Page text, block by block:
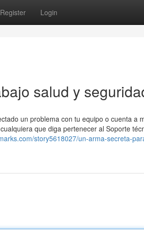
Register Login
salud y
un problema con tu equipo o cuenta a
que diga pertenecer al Soporte
story5618027/un-arma-secreta-